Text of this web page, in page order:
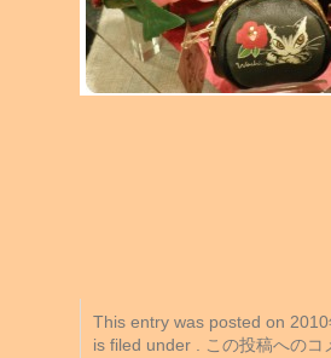
This entry was posted on
is filed under . この投稿への